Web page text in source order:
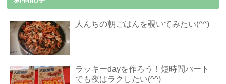
人んちの朝ごはんを覗いてみたい(^^)
ラッキーdayを作ろう！短時間パート
でも夜はラクしたい(^^)